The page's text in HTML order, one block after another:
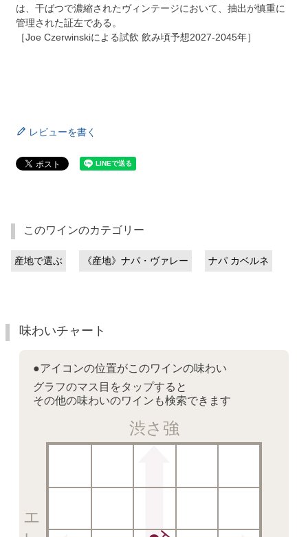
は、干ばつで濃縮されたヴィンテージにおいて、抽出が慎重に
管理された証左である。
［Joe Czerwinskiによる試飲 飲み頃予想2027-2045年］
レビューを書く
このワインのカテゴリー
産地で選ぶ 《産地》ナパ・ヴァレー ナパ カベルネ
味わいチャート
●アイコンの位置がこのワインの味わい
グラフのマス目をタップすると
その他の味わいのワインも検索できます
渋さ強